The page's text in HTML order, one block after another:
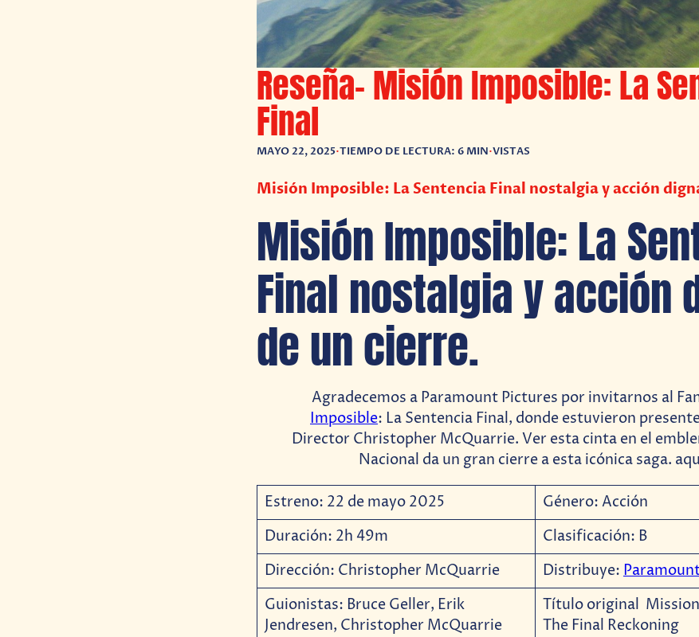
Reseña- Misión Imposible: La
Final
MAYO 22, 2025•TIEMPO DE LECTURA: 6 MIN•VISTAS
Misión Imposible: La Sentencia Final nostalgia y acción
Misión Imposible: La
Final nostalgia y acción
de un cierre.
Agradecemos a Paramount Pictures por invitarnos al
Imposible: La Sentencia Final, donde estuvieron
Director Christopher McQuarrie. Ver esta cinta en el
Nacional da un gran cierre a esta icónica saga.
Estreno: 22 de mayo 2025
Género: Acción
Duración: 2h 49m
Clasificación: B
Dirección: Christopher McQuarrie
Distribuye:
Guionistas: Bruce Geller, Erik
Jendresen, Christopher McQuarrie
Título original
The Final Reckoning